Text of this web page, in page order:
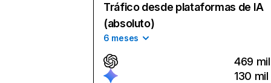
Tráfico desde plataformas de IA
(absoluto)
6 meses
469 mil
130 mil